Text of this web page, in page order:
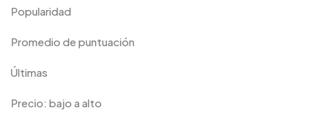
Hoodie
Niños
Cocina
Popularidad
Promedio de puntuación
Últimas
Precio: bajo a alto